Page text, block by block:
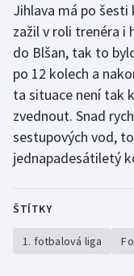
Jihlava má po šesti
zažil v roli trenéra i
do Blšan, tak to
po 12 kolech a
ta situace není tak
zvednout. Snad
sestupových vod,
jednapadesátiletý
ŠTÍTKY
1. fotbalová liga